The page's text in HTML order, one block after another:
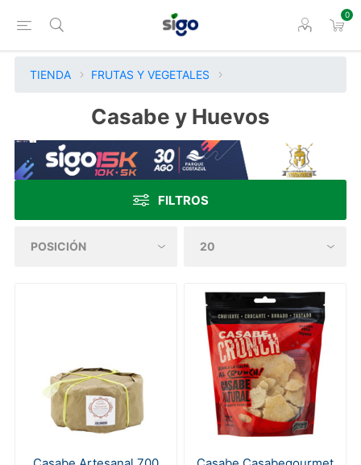
0
TIENDA FRUTAS Y VEGETALES
Casabe y Huevos
FILTROS